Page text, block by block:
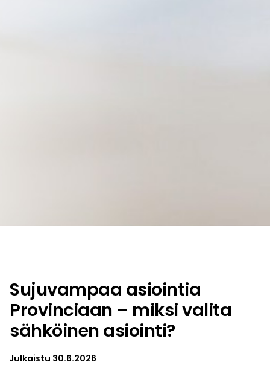
Sujuvampaa asiointia
Provinciaan – miksi valita
sähköinen asiointi?
Julkaistu 30.6.2026